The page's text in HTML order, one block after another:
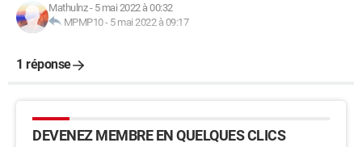
Mathulnz- 5 mai 2022 à 00:32
MPMP10- 5 mai 2022 à 09:17
1 réponse
DEVENEZ MEMBRE EN QUELQUES CLICS